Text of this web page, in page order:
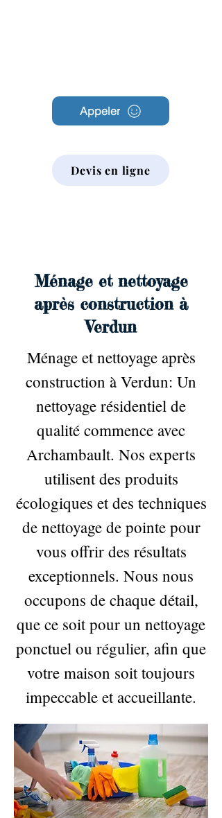
Appeler
Devis en ligne
Ménage et nettoyage
après construction à
Verdun
Ménage et nettoyage après
construction à Verdun: Un
nettoyage résidentiel de
qualité commence avec
Archambault. Nos experts
utilisent des produits
écologiques et des techniques
de nettoyage de pointe pour
vous offrir des résultats
exceptionnels. Nous nous
occupons de chaque détail,
que ce soit pour un nettoyage
ponctuel ou régulier, afin que
votre maison soit toujours
impeccable et accueillante.